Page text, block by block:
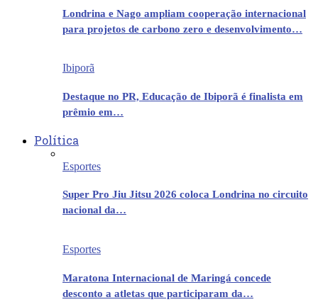
Londrina e Nago ampliam cooperação internacional
para projetos de carbono zero e desenvolvimento…
Ibiporã
Destaque no PR, Educação de Ibiporã é finalista em
prêmio em…
Política
Esportes
Super Pro Jiu Jitsu 2026 coloca Londrina no circuito
nacional da…
Esportes
Maratona Internacional de Maringá concede
desconto a atletas que participaram da…